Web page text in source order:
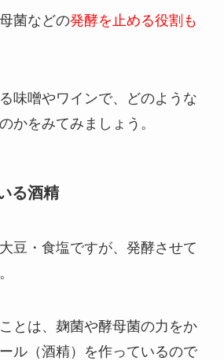
菌などの発酵を止める役割も
味噌やワインで、どのような
かをみてみましょう。
る酒精
豆・食塩ですが、発酵させて
とは、麹菌や酵母菌の力をか
ル（酒精）を作っているので